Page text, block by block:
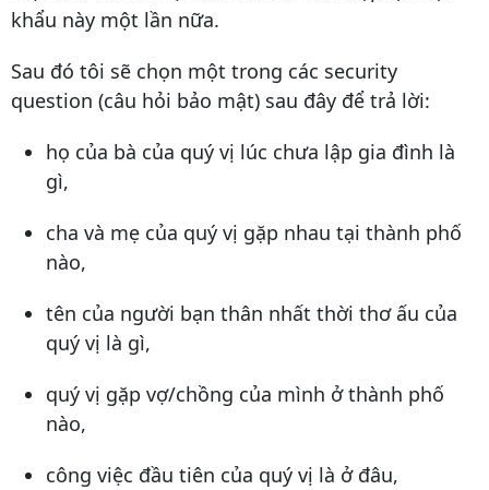
khẩu này một lần nữa.
Sau đó tôi sẽ chọn một trong các security
question (câu hỏi bảo mật) sau đây để trả lời:
họ của bà của quý vị lúc chưa lập gia đình là
gì,
cha và mẹ của quý vị gặp nhau tại thành phố
nào,
tên của người bạn thân nhất thời thơ ấu của
quý vị là gì,
quý vị gặp vợ/chồng của mình ở thành phố
nào,
công việc đầu tiên của quý vị là ở đâu,